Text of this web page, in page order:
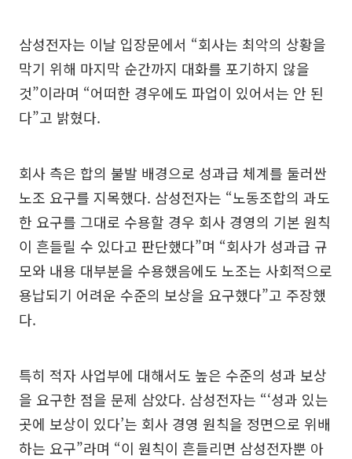
삼성전자는 이날 입장문에서 “회사는 최악의 상황을
막기 위해 마지막 순간까지 대화를 포기하지 않을
것”이라며 “어떠한 경우에도 파업이 있어서는 안 된
다”고 밝혔다.
회사 측은 합의 불발 배경으로 성과급 체계를 둘러싼
노조 요구를 지목했다. 삼성전자는 “노동조합의 과도
한 요구를 그대로 수용할 경우 회사 경영의 기본 원칙
이 흔들릴 수 있다고 판단했다”며 “회사가 성과급 규
모와 내용 대부분을 수용했음에도 노조는 사회적으로
용납되기 어려운 수준의 보상을 요구했다”고 주장했
다.
특히 적자 사업부에 대해서도 높은 수준의 성과 보상
을 요구한 점을 문제 삼았다. 삼성전자는 “‘성과 있는
곳에 보상이 있다’는 회사 경영 원칙을 정면으로 위배
하는 요구”라며 “이 원칙이 흔들리면 삼성전자뿐 아